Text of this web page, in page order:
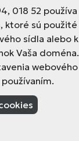
018 52 používa
ktoré sú použité
sídla alebo k
Vaša doména.
webového